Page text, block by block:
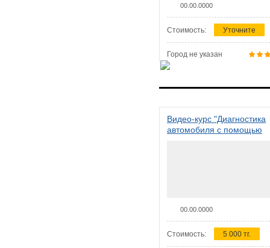
00.00.0000
Стоимость: Уточните
Город не указан
Видео-курс "Диагностика
автомобиля с помощью
00.00.0000
Стоимость: 5 000 тг.